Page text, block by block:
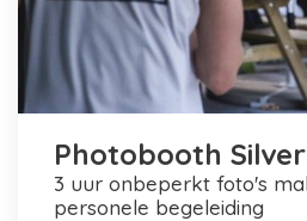
Photobooth Silver
3 uur onbeperkt foto's maken en printen +
personele begeleiding